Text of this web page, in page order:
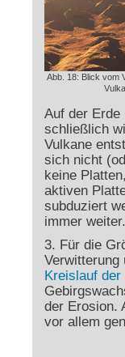
Abb. 18: Blick vom
Auf der Erde
schließlich
Vulkane
sich nicht
keine
aktiven
subduziert
immer weiter.
3. Für die
Verwitterung
Kreislauf der
der Erosion.
vor allem